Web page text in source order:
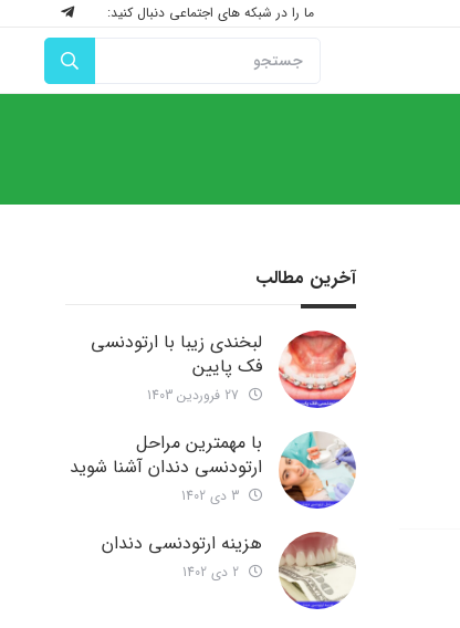
ما را در شبکه های اجتماعی دنبال کنید:
آخرین مطالب
لبخندی زیبا با ارتودنسی
فک پایین
با مهمترین مراحل
ارتودنسی دندان آشنا شوید
هزینه ارتودنسی دندان